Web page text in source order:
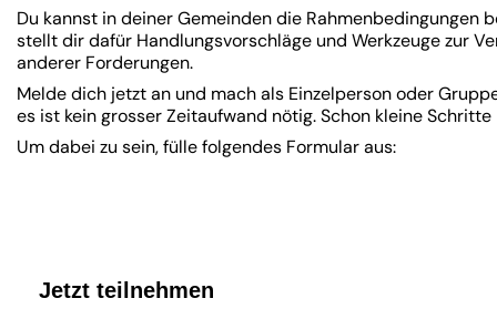
Du kannst in deiner Gemeinden die Rahmenbedingungen
stellt dir dafür Handlungsvorschläge und Werkzeuge zur
anderer Forderungen.
Melde dich jetzt an und mach als Einzelperson oder
es ist kein grosser Zeitaufwand nötig. Schon kleine
Um dabei zu sein, fülle folgendes Formular aus:
Jetzt teilnehmen